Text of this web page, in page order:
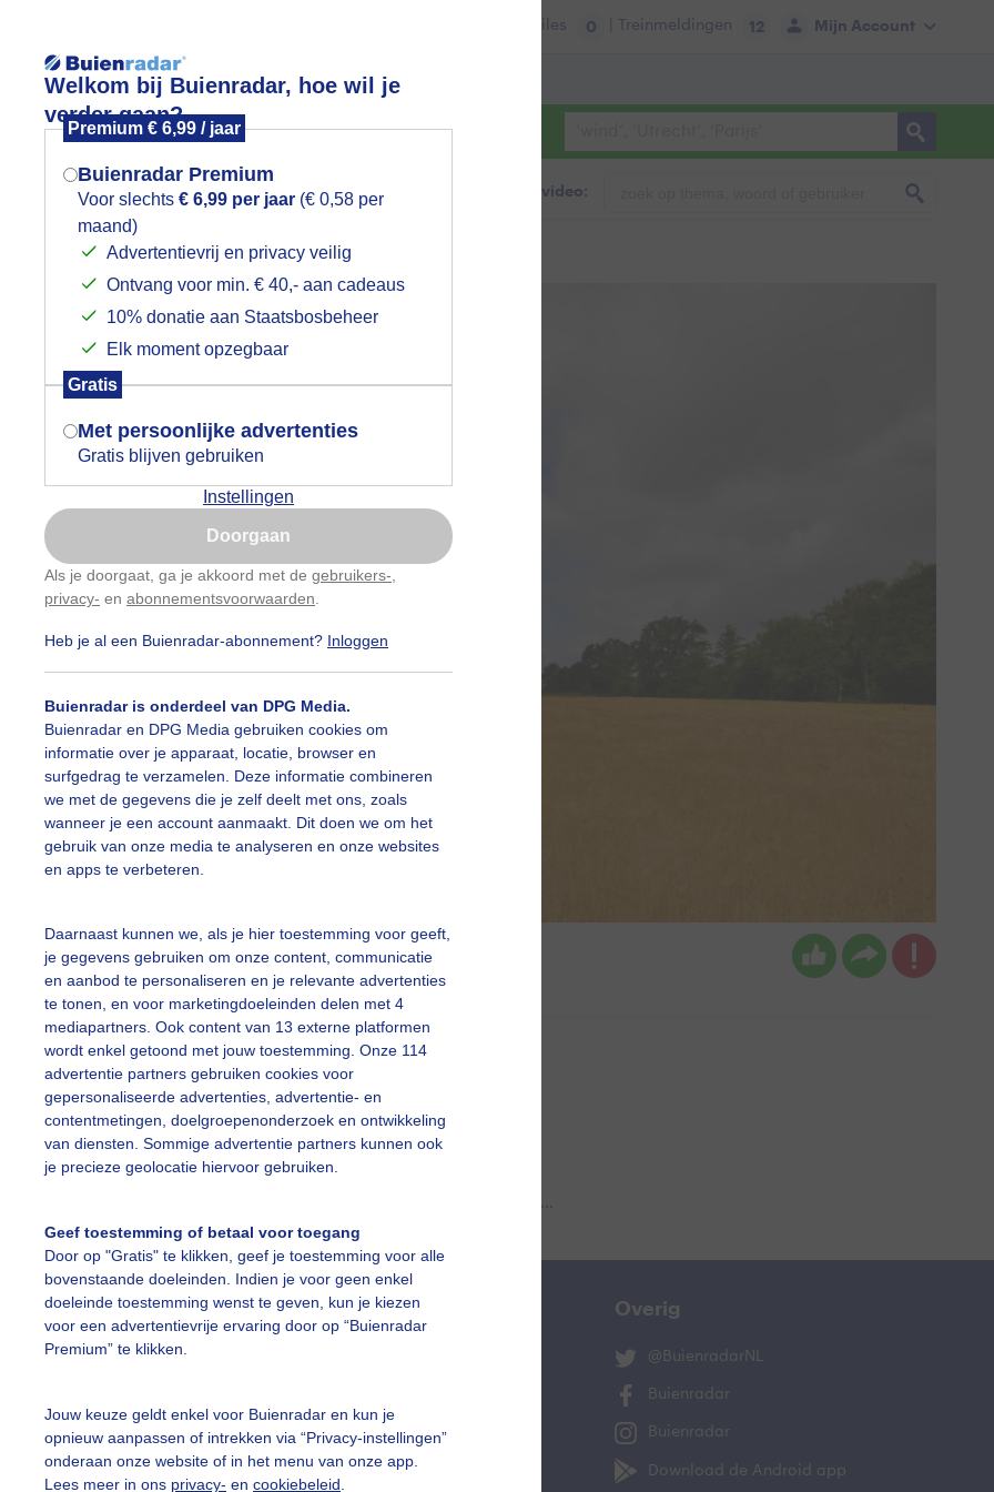
Welkom bij Buienradar, hoe wil je
verder gaan?
Premium € 6,99 / jaar
Buienradar Premium
Voor slechts € 6,99 per jaar (€ 0,58 per
maand)
Advertentievrij en privacy veilig
Ontvang voor min. € 40,- aan cadeaus
10% donatie aan Staatsbosbeheer
Elk moment opzegbaar
Gratis
Met persoonlijke advertenties
Gratis blijven gebruiken
Instellingen
Doorgaan
Als je doorgaat, ga je akkoord met de gebruikers-
privacy- en abonnementsvoorwaarden
Heb je al een Buienradar-abonnement? Inloggen
Buienradar is onderdeel van DPG Media.
Buienradar en DPG Media gebruiken cookies om
informatie over je apparaat, locatie, browser en
surfgedrag te verzamelen. Deze informatie combineren
we met de gegevens die je zelf deelt met ons, zoals
wanneer je een account aanmaakt. Dit doen we om het
gebruik van onze media te analyseren en onze websites
en apps te verbeteren.
Daarnaast kunnen we, als je hier toestemming voor geeft,
je gegevens gebruiken om onze content, communicatie
en aanbod te personaliseren en je relevante advertenties
te tonen, en voor marketingdoeleinden delen met 4
mediapartners. Ook content van 13 externe platformen
wordt enkel getoond met jouw toestemming. Onze 114
advertentie partners gebruiken cookies voor
gepersonaliseerde advertenties, advertentie- en
contentmetingen, doelgroepenonderzoek en ontwikkeling
van diensten. Sommige advertentie partners kunnen ook
je precieze geolocatie hiervoor gebruiken.
Geef toestemming of betaal voor toegang
Door op "Gratis" te klikken, geef je toestemming voor alle
bovenstaande doeleinden. Indien je voor geen enkel
doeleinde toestemming wenst te geven, kun je kiezen
voor een advertentievrije ervaring door op “Buienradar
Premium” te klikken.
Jouw keuze geldt enkel voor Buienradar en kun je
opnieuw aanpassen of intrekken via “Privacy-instellingen”
onderaan onze website of in het menu van onze app.
Lees meer in ons privacy- en cookiebeleid
Mijn Account
Files 0 | Treinmeldingen 12
Lees meer.
Foto en video Weerzine
Zoeken in foto & video:
opklaringen
ben Saanen Gemaakt: 13-06-2024, 26x bekeken
slideshow
Mijn weer Overig
@BuienradarNL
Buienradar
Buienradar
Download de Android app
Mogen we je locatie gebruiken voor
het weer?
Indien je hier nog geen akkoord op hebt
gegeven, verschijnt er zo een pop-up uit
je browser waarin deze toestemming
gevraagd wordt.
Is goed, toon de popup
Nu niet, misschien later
Gebruik je Safari en wil je niet elke dag deze pop-up
Klikhierom dit aan te passen